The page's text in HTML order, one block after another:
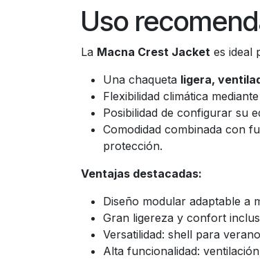
Uso
La Macna Crest Jacket es ideal
Una chaqueta ligera,
Flexibilidad climática
Posibilidad de configurar su
Comodidad combinada con
protección.
Ventajas destacadas:
Diseño modular adaptable a
Gran ligereza y confort
Versatilidad: shell para
Alta funcionalidad: